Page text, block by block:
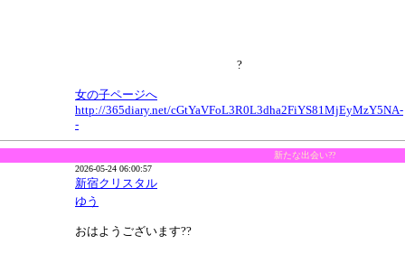
?
女の子ページへ
http://365diary.net/cGtYaVFoL3R0L3dha2FiYS81MjEyMzY5NA-
-
新たな出会い??
2026-05-24 06:00:57
新宿クリスタル
ゆう
おはようございます??